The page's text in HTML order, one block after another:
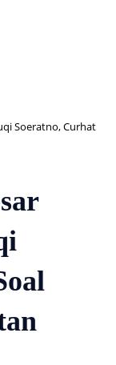
Soeratno, Curhat